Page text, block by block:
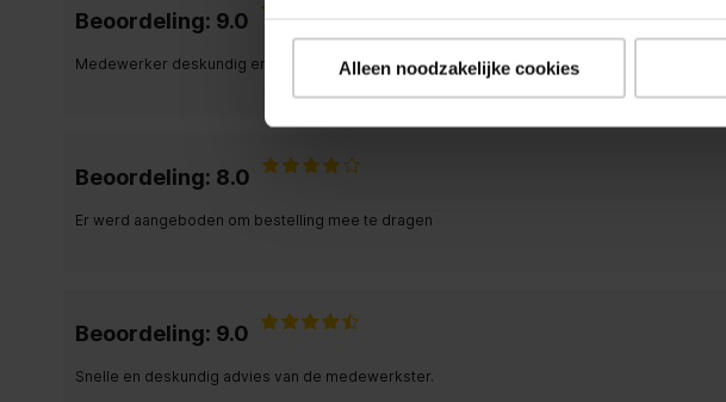
Alleen noodzakelijke cookies
Beoordeling: 9.0
Medewerker deskundig en duidelijk
Beoordeling: 8.0
Er werd aangeboden om bestelling mee te dragen
Beoordeling: 9.0
Snelle en deskundig advies van de medewerkster.